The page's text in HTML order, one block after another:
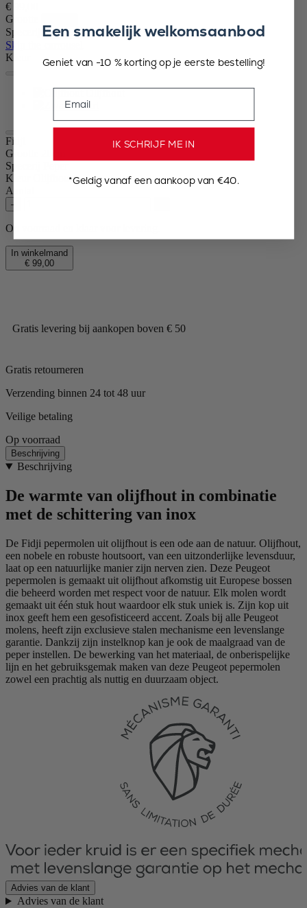
€ 99,00
Grootte
Specerij
Skip the carrousel
Kleur
Zwart
Fidji
Grootte
Specerij
Kleur
Olijfhout
Aantal
–
Op voorraad en klaar voor levering.
In winkelmand
€ 99,00
Gratis levering bij aankopen boven € 50
Gratis retourneren
Verzending binnen 24 tot 48 uur
Veilige betaling
Op voorraad
Beschrijving
Beschrijving
De warmte van olijfhout in combinatie
met de schittering van inox
De Fidji pepermolen uit olijfhout is een ode aan de natuur. Olijfhout,
een nobele en robuste houtsoort, van een uitzonderlijke levensduur,
laat op een natuurlijke manier zijn nerven zien. Deze Peugeot
pepermolen is gemaakt uit olijfhout afkomstig uit Europese bossen
die beheerd worden met respect voor de natuur. Elk molen wordt
gemaakt uit één stuk hout waardoor elk stuk uniek is. Zijn kop uit
inox geeft hem een gesofisticeerd accent. Zoals bij alle Peugeot
molens, heeft zijn exclusieve stalen mechanisme een levenslange
garantie. Dankzij zijn instelknop kan je ook de maalgraad van de
peper instellen. De bewerking van het materiaal, de onberispelijke
lijn en het gebruiksgemak maken van deze Peugeot pepermolen
zowel een prachtig als nuttig en duurzaam object.
Advies van de klant
Advies van de klant
Een smakelijk welkomsaanbod
Geniet van -10 % korting op je eerste bestelling!
IK SCHRIJF ME IN
*Geldig vanaf een aankoop van €40.